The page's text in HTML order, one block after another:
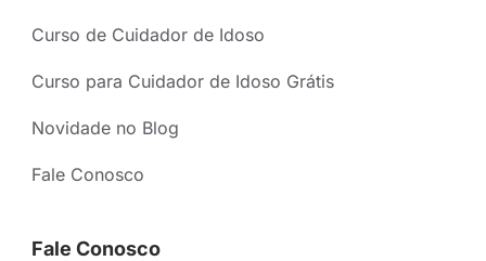
Curso de Cuidador de Idoso
Curso para Cuidador de Idoso Grátis
Novidade no Blog
Fale Conosco
Fale Conosco